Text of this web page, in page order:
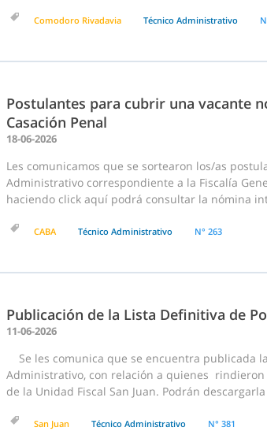
Comodoro Rivadavia Técnico Administrativo
Postulantes para cubrir una vacante
Casación Penal
18-06-2026
Les comunicamos que se sortearon los/as
Administrativo correspondiente a la Fiscalía
haciendo click aquí podrá consultar la nómina
CABA Técnico Administrativo N° 263
Publicación de la Lista Definitiva de
11-06-2026
Se les comunica que se encuentra publicada
Administrativo, con relación a quienes
de la Unidad Fiscal San Juan. Podrán
San Juan Técnico Administrativo N° 381